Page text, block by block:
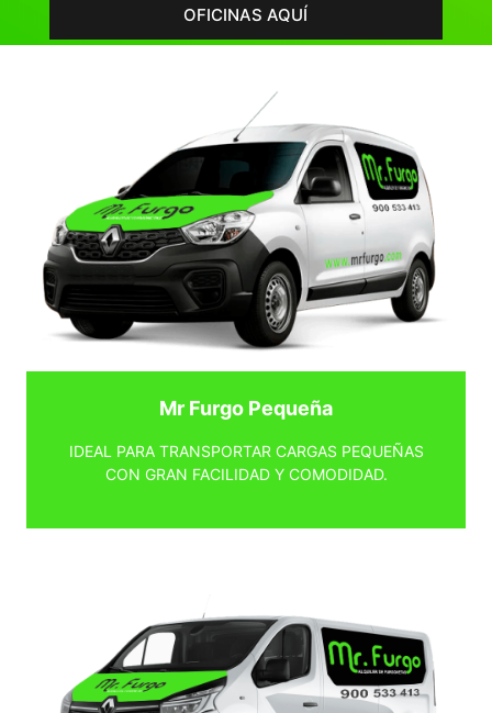
OFICINAS AQUÍ
Mr Furgo Pequeña
IDEAL PARA TRANSPORTAR CARGAS PEQUEÑAS
CON GRAN FACILIDAD Y COMODIDAD.